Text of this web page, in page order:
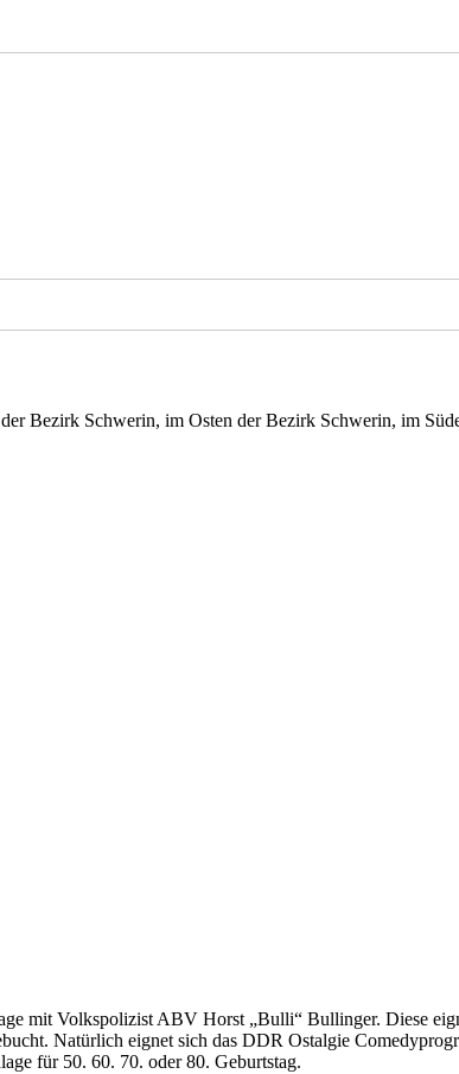
Bezirk Schwerin, im Osten der Bezirk Schwerin, im
mit Volkspolizist ABV Horst „Bulli“ Bullinger. Diese
Natürlich eignet sich das DDR Ostalgie
für 50. 60. 70. oder 80. Geburtstag.